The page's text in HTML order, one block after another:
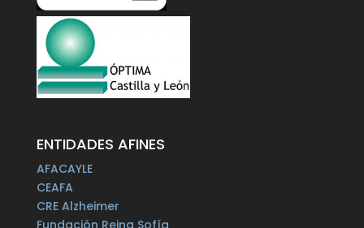
ENTIDADES AFINES
AFACAYLE
CEAFA
CRE Alzheimer
Fundación Reina Sofía